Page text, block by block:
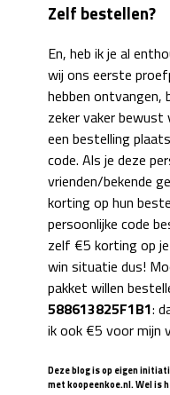
Zelf bestellen?
En, heb ik je al
wij ons eerste
hebben ontvangen,
zeker vaker bewust
een bestelling
code. Als je deze
vrienden/bekende
korting op hun
persoonlijke code
zelf €5 korting op
win situatie dus!
pakket willen
588613825F1B1:
ik ook €5 voor mijn
Deze blog is op eigen
met koopeenkoe.nl. Wel is